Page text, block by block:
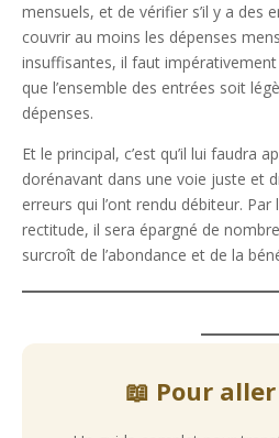
mensuels, et de vérifier s’il y a des
couvrir au moins les dépenses
insuffisantes, il faut
que l’ensemble des entrées soit
dépenses.
Et le principal, c’est qu’il lui faudra
dorénavant dans une voie juste et
erreurs qui l’ont rendu débiteur.
rectitude, il sera épargné de
surcroît de l’abondance et de la
📖 Pour